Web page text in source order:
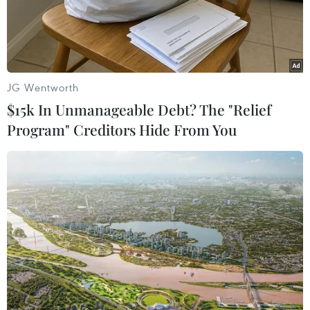
theo quy định pháp luật.
Công ty Cổ phần tư vấn du học và thương mại
Giang Anh bị xử phạt 60 triệu đồng vì không
làm việc ở nước ngoài theo hợp đồng theo quy
định của pháp luật trong suốt quá trình hoạt
động. Điều 10 quy định về người đại diện, vốn
điều lệ, ký quỹ, số lượng nhân viên nghiệp vụ, ở
sở vật chất, trang thông tin điện tử...
Ngoài xử phạt hành chính, Công ty Cổ phần tư
vấn du học và thương mại Giang Anh còn bị
đình chỉ các hoạt động: Ký kết và thực hiện hợp
đồng, thỏa thuận liên quan đến việc đưa người
JG Wentworth
$15k In Unmanageable Debt? The "Relief
Program" Creditors Hide From You